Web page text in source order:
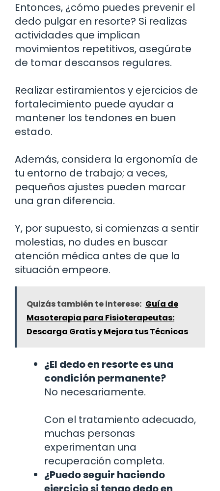
Entonces, ¿cómo puedes prevenir el
dedo pulgar en resorte? Si realizas
actividades que implican
movimientos repetitivos, asegúrate
de tomar descansos regulares.
Realizar estiramientos y ejercicios de
fortalecimiento puede ayudar a
mantener los tendones en buen
estado.
Además, considera la ergonomía de
tu entorno de trabajo; a veces,
pequeños ajustes pueden marcar
una gran diferencia.
Y, por supuesto, si comienzas a sentir
molestias, no dudes en buscar
atención médica antes de que la
situación empeore.
Quizás también te interese: Guía de
Masoterapia para Fisioterapeutas:
Descarga Gratis y Mejora tus Técnicas
¿El dedo en resorte es una
condición permanente?
No necesariamente.
Con el tratamiento adecuado,
muchas personas
experimentan una
recuperación completa.
¿Puedo seguir haciendo